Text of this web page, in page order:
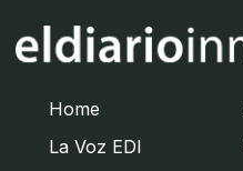
Home
La Voz EDI